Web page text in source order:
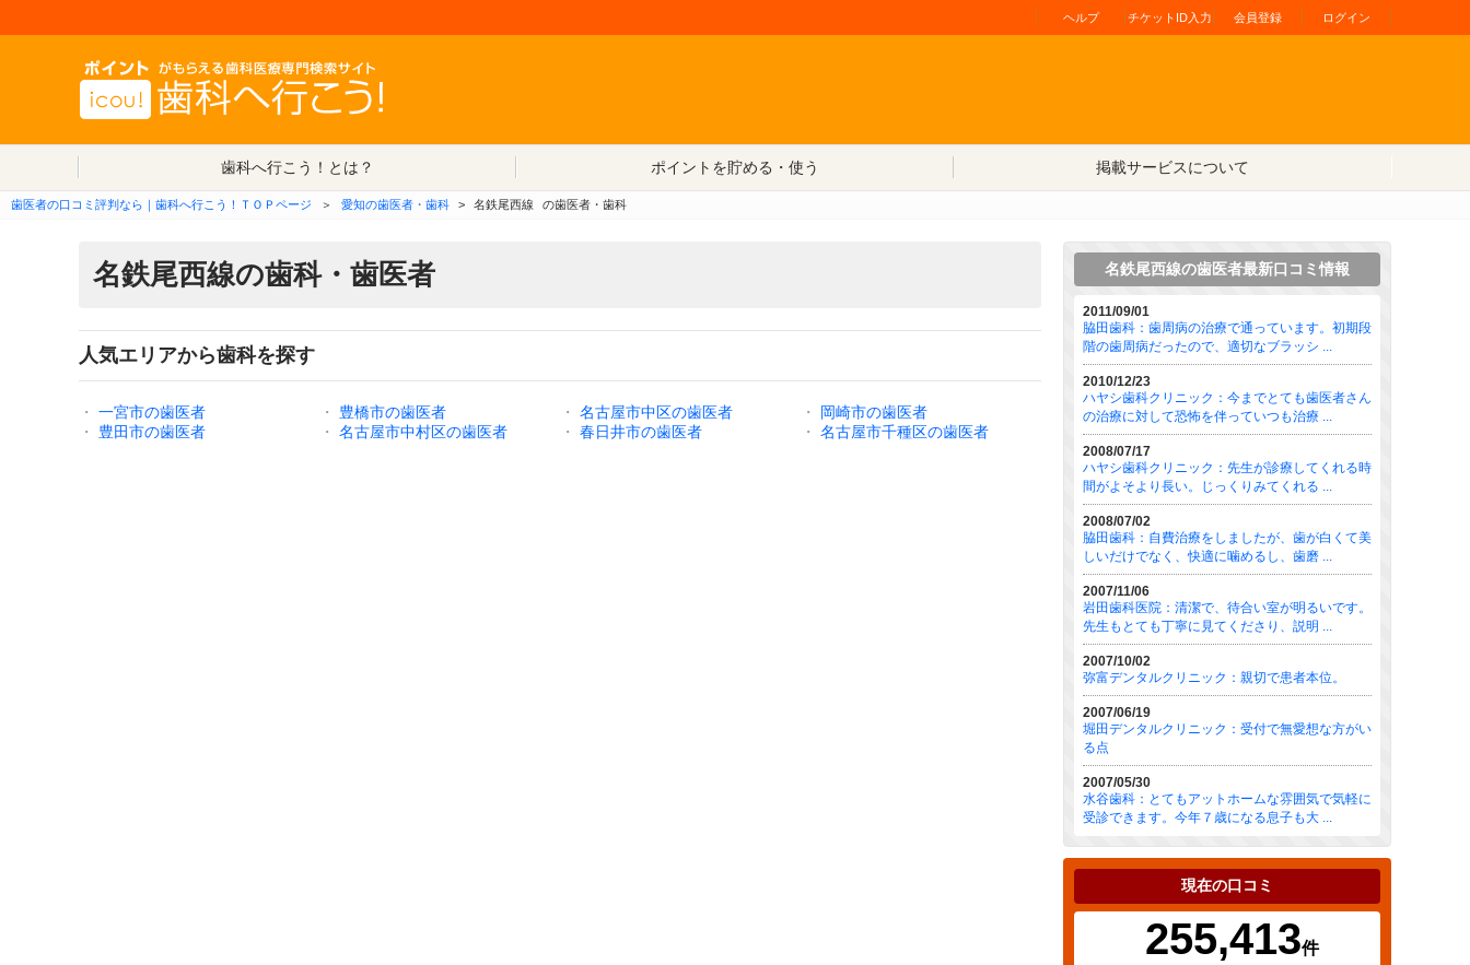
ヘルプ チケットID入力 会員登録 ログイン
歯科へ行こう！とは？
ポイントを貯める・使う 掲載サービスについて
歯医者の口コミ評判なら｜歯科へ行こう！ＴＯＰページ ＞ 愛知の歯医者・歯科 > 名鉄尾西線 の歯医者・歯科
名鉄尾西線の歯科・歯医者
人気エリアから歯科を探す
・ 一宮市の歯医者 ・ 豊橋市の歯医者 ・ 名古屋市中区の歯医者 ・
岡崎市の歯医者
・
豊田市の歯医者 ・ 名古屋市中村区の歯医者 ・ 春日井市の歯医者 ・ 名古屋市千種区の歯医者
名鉄尾西線の歯医者最新口コミ情報
2011/09/01
脇田歯科：歯周病の治療で通っています。初期段
階の歯周病だったので、適切なブラッシ ...
2010/12/23
ハヤシ歯科クリニック：今までとても歯医者さん
の治療に対して恐怖を伴っていつも治療 ...
2008/07/17
ハヤシ歯科クリニック：先生が診療してくれる時
間がよそより長い。じっくりみてくれる ...
2008/07/02
脇田歯科：自費治療をしましたが、歯が白くて美
しいだけでなく、快適に噛めるし、歯磨 ...
2007/11/06
岩田歯科医院：清潔で、待合い室が明るいです。
先生もとても丁寧に見てくださり、説明 ...
2007/10/02
弥富デンタルクリニック：親切で患者本位。
2007/06/19
堀田デンタルクリニック：受付で無愛想な方がい
る点
2007/05/30
水谷歯科：とてもアットホームな雰囲気で気軽に
受診できます。今年７歳になる息子も大 ...
現在の口コミ
255,413件